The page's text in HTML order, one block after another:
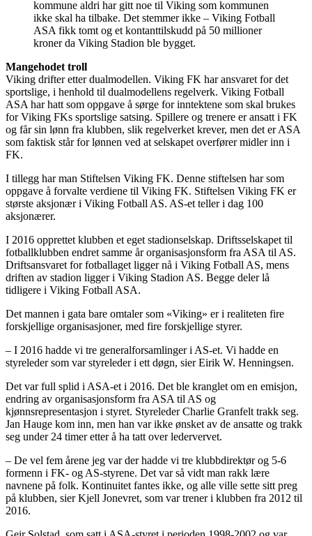
kommune aldri har gitt noe til Viking som kommunen
ikke skal ha tilbake. Det stemmer ikke – Viking Fotball
ASA fikk tomt og et kontanttilskudd på 50 millioner
kroner da Viking Stadion ble bygget.
Mangehodet troll
Viking drifter etter dualmodellen. Viking FK har ansvaret for det
sportslige, i henhold til dualmodellens regelverk. Viking Fotball
ASA har hatt som oppgave å sørge for inntektene som skal brukes
for Viking FKs sportslige satsing. Spillere og trenere er ansatt i FK
og får sin lønn fra klubben, slik regelverket krever, men det er ASA
som faktisk står for lønnen ved at selskapet overfører midler inn i
FK.
I tillegg har man Stiftelsen Viking FK. Denne stiftelsen har som
oppgave å forvalte verdiene til Viking FK. Stiftelsen Viking FK er
største aksjonær i Viking Fotball AS. AS-et teller i dag 100
aksjonærer.
I 2016 opprettet klubben et eget stadionselskap. Driftsselskapet til
fotballklubben endret samme år organisasjonsform fra ASA til AS.
Driftsansvaret for fotballaget ligger nå i Viking Fotball AS, mens
driften av stadion ligger i Viking Stadion AS. Begge deler lå
tidligere i Viking Fotball ASA.
Det mannen i gata bare omtaler som «Viking» er i realiteten fire
forskjellige organisasjoner, med fire forskjellige styrer.
– I 2016 hadde vi tre generalforsamlinger i AS-et. Vi hadde en
styreleder som var styreleder i ett døgn, sier Eirik W. Henningsen.
Det var full splid i ASA-et i 2016. Det ble kranglet om en emisjon,
endring av organisasjonsform fra ASA til AS og
kjønnsrepresentasjon i styret. Styreleder Charlie Granfelt trakk seg.
Jan Hauge kom inn, men han var ikke ønsket av de ansatte og trakk
seg under 24 timer etter å ha tatt over ledervervet.
– De vel fem årene jeg var der hadde vi tre klubbdirektør og 5-6
formenn i FK- og AS-styrene. Det var så vidt man rakk lære
navnene på folk. Kontinuitet fantes ikke, og alle ville sette sitt preg
på klubben, sier Kjell Jonevret, som var trener i klubben fra 2012 til
2016.